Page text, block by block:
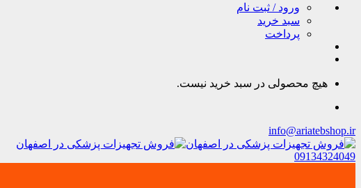
ورود / ثبت نام
سبد خرید
پرداخت
هیچ محصولی در سبد خرید نیست.
info@ariatebshop.ir
09134324049